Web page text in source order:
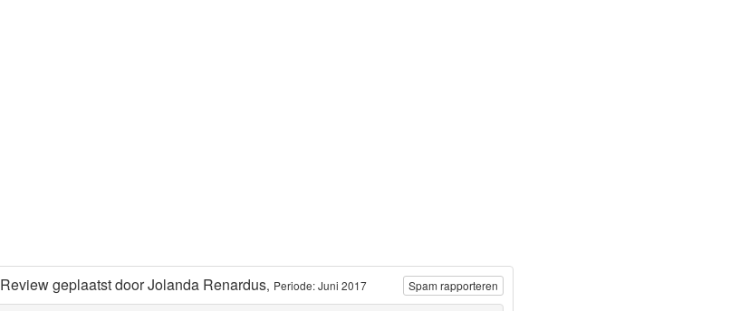
Review geplaatst doorJolanda Renardus, Periode: Juni 2017 Spam rapporteren